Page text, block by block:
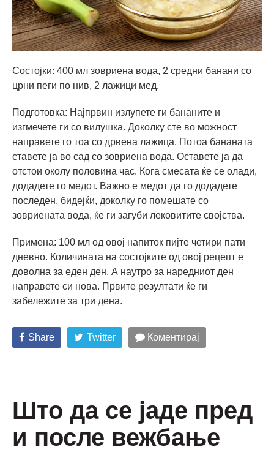
Состојки: 400 мл зовриена вода, 2 средни банани со
црни пеги по нив, 2 лажици мед.
Подготовка: Најпрвин излупете ги бананите и
изгмечете ги со вилушка. Доколку сте во можност
направете го тоа со дрвена лажица. Потоа бананата
ставете ја во сад со зовриена вода. Оставете ја да
отстои околу половина час. Кога смесата ќе се олади,
додадете го медот. Важно е медот да го додадете
последен, бидејќи, доколку го помешате со
зовриената вода, ќе ги загуби лековитите својства.
Примена: 100 мл од овој напиток пијте четири пати
дневно. Количината на состојките од овој рецепт е
доволна за еден ден. А наутро за наредниот ден
направете си нова. Првите резултати ќе ги
забележите за три дена.
Share Twitter Коментирај
Што да се јаде пред
и после вежбање